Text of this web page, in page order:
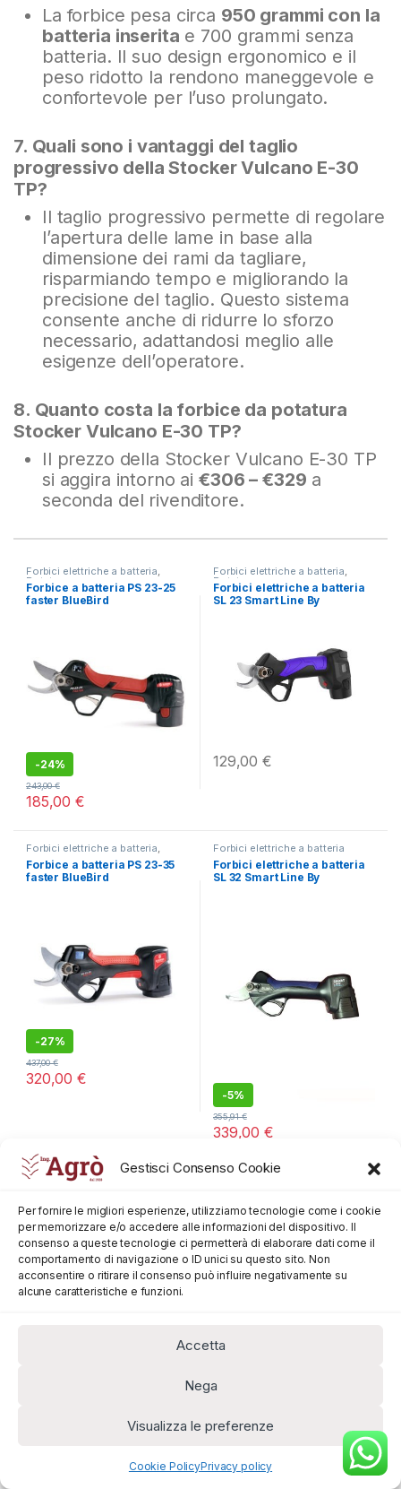
Gestisci Consenso Cookie
Per fornire le migliori esperienze, utilizziamo tecnologie come i cookie
per memorizzare e/o accedere alle informazioni del dispositivo. Il
consenso a queste tecnologie ci permetterà di elaborare dati come il
comportamento di navigazione o ID unici su questo sito. Non
acconsentire o ritirare il consenso può influire negativamente su
alcune caratteristiche e funzioni.
Accetta
Nega
Visualizza le preferenze
Cookie PolicyPrivacy policy
La forbice pesa circa 950 grammi con la
batteria inserita e 700 grammi senza
batteria. Il suo design ergonomico e il
peso ridotto la rendono maneggevole e
confortevole per l’uso prolungato.
7. Quali sono i vantaggi del taglio
progressivo della Stocker Vulcano E-30
TP?
Il taglio progressivo permette di regolare
l’apertura delle lame in base alla
dimensione dei rami da tagliare,
risparmiando tempo e migliorando la
precisione del taglio. Questo sistema
consente anche di ridurre lo sforzo
necessario, adattandosi meglio alle
esigenze dell’operatore.
8. Quanto costa la forbice da potatura
Stocker Vulcano E-30 TP?
Il prezzo della Stocker Vulcano E-30 TP
si aggira intorno ai€306 – €329 a
seconda del rivenditore.
Forbici elettriche a batteria,
Potatura
Forbice a batteria PS 23-25
faster BlueBird
-24%
185,00€
243,00€
Forbici elettriche a batteria,
Potatura
Forbici elettriche a batteria
SL 23 Smart Line By
129,00€
Forbici elettriche a batteria,
Potatura
Forbice a batteria PS 23-35
faster BlueBird
-27%
320,00€
437,00€
Forbici elettriche a batteria
Forbici elettriche a batteria
SL 32 Smart Line By
-5%
339,00€
355,91€
Forbici elettriche a batteria
Stark L Campagnola 3
150P Pellenc
Forbici C 35 con batteria Ulib
Potatura
Forbici da potatura a batteria
Vulcano E-30 TP Stocker